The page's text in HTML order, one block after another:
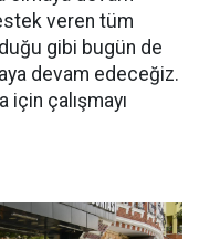
veren tüm
gibi bugün de
devam edeceğiz.
çalışmayı